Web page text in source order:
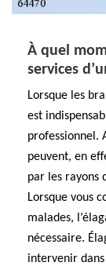
À quel
services
Lorsque les
est
professionnel.
peuvent, en
par les rayons
Lorsque vous
malades,
nécessaire.
intervenir